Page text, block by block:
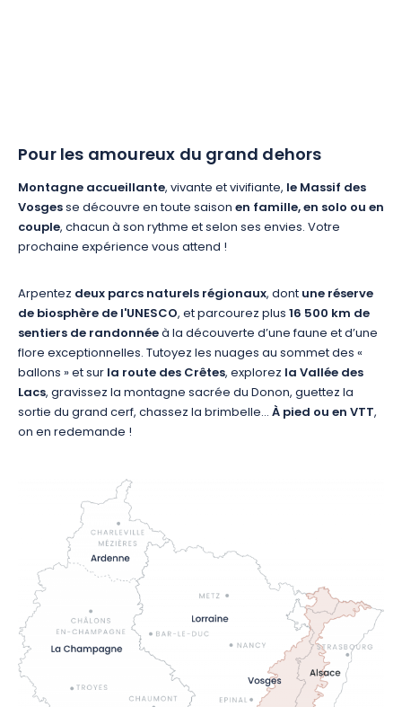
Pour les amoureux du grand dehors
Montagne accueillante, vivante et vivifiante, le Massif des
Vosgesse découvre en toute saisonen famille, en solo ou en
couple, chacun à son rythme et selon ses envies. Votre
prochaine expérience vous attend !
Arpentez deux parcs naturels régionaux, dontune réserve
de biosphère de l'UNESCO, et parcourez plus16 500 km de
sentiers de randonnéeà la découverte d’une faune et d’une
flore exceptionnelles. Tutoyez les nuages au sommet des «
ballons » et surla route des Crêtes, explorez la Vallée des
Lacs, gravissez la montagne sacrée du Donon, guettez la
sortie du grand cerf, chassez la brimbelle…À pied ou en VTT,
on en redemande !